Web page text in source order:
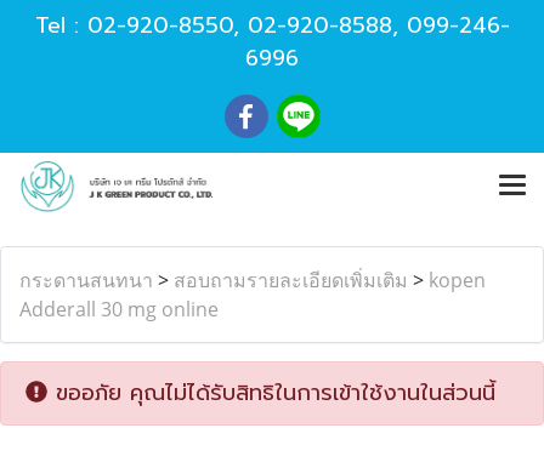
Tel : 02-920-8550, 02-920-8588, 099-246-
6996
กระดานสนทนา > สอบถามรายละเอียดเพิ่มเติม > kopen
Adderall 30 mg online
ขออภัย คุณไม่ได้รับสิทธิในการเข้าใช้งานในส่วนนี้